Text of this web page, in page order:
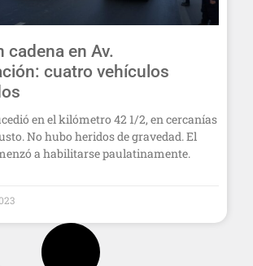
cadena en Av.
cuatro vehículos
en el kilómetro 42 1/2, en cercanías
No hubo heridos de gravedad. El
a habilitarse paulatinamente.